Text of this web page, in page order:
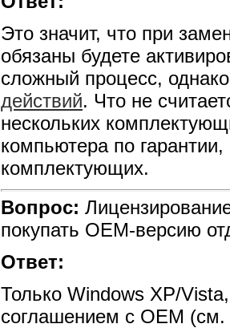
Это значит, что при
обязаны будете
сложный процесс,
действий. Что не
нескольких
компьютера по
комплектующих.
Вопрос:
покупать ОЕМ-версию
Ответ:
Только Windows XP/
соглашением с OEM